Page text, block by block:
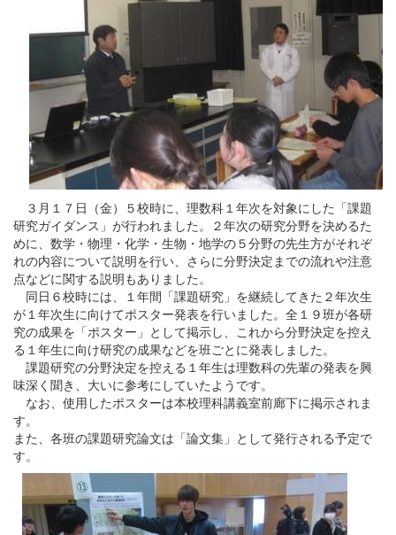
３月１７日（金）５校時に、理数科１年次を対象にした「課題
研究ガイダンス」が行われました。２年次の研究分野を決めるた
めに、数学・物理・化学・生物・地学の５分野の先生方がそれぞ
れの内容について説明を行い、さらに分野決定までの流れや注意
点などに関する説明もありました。
同日６校時には、１年間「課題研究」を継続してきた２年次生
が１年次生に向けてポスター発表を行いました。全１９班が各研
究の成果を「ポスター」として掲示し、これから分野決定を控え
る１年生に向け研究の成果などを班ごとに発表しました。
課題研究の分野決定を控える１年生は理数科の先輩の発表を興
味深く聞き、大いに参考にしていたようです。
なお、使用したポスターは本校理科講義室前廊下に掲示されま
す。
また、各班の課題研究論文は「論文集」として発行される予定で
す。